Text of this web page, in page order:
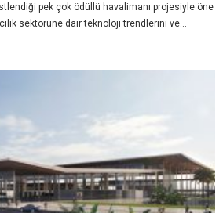
pek çok ödüllü havalimanı projesiyle öne
sektörüne dair teknoloji trendlerini ve...